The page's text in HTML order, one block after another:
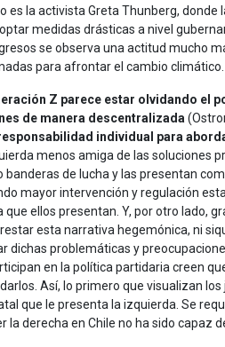
es la activista Greta Thunberg,
medidas drásticas a nivel
se observa una actitud mucho
para afrontar el cambio
Z parece estar olvidando el
de manera descentralizada
individual para
menos amiga de las soluciones
de lucha y las presentan
mayor intervención y regulación
ellos presentan. Y, por otro lado,
esta narrativa hegemónica, ni
dichas problemáticas y
en la política partidaria creen
Así, lo primero que visualizan
que le presenta la izquierda. Se
la derecha en Chile no ha sido capaz